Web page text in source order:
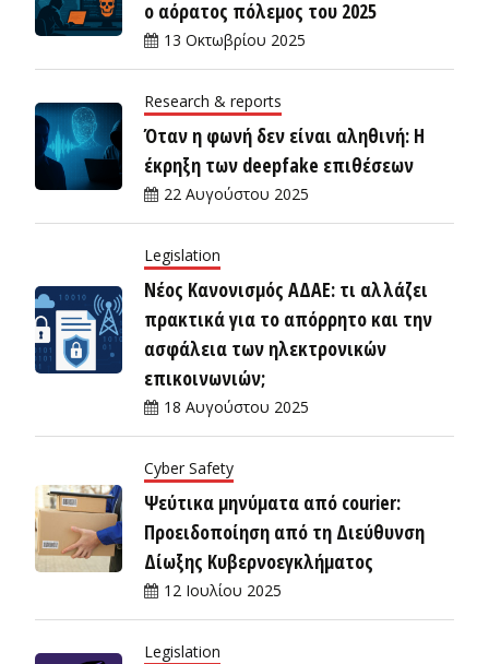
ο αόρατος πόλεμος του 2025
13 Οκτωβρίου 2025
Research & reports
Όταν η φωνή δεν είναι αληθινή: Η
έκρηξη των deepfake επιθέσεων
22 Αυγούστου 2025
Legislation
Νέος Κανονισμός ΑΔΑΕ: τι αλλάζει
πρακτικά για το απόρρητο και την
ασφάλεια των ηλεκτρονικών
επικοινωνιών;
18 Αυγούστου 2025
Cyber Safety
Ψεύτικα μηνύματα από courier:
Προειδοποίηση από τη Διεύθυνση
Δίωξης Κυβερνοεγκλήματος
12 Ιουλίου 2025
Legislation